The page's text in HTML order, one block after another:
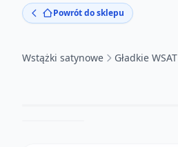
Powrót do sklepu
Wstążki satynowe Gładkie WSAT